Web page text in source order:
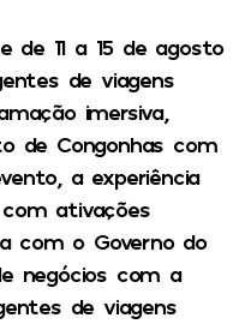
de 11 a 15 de agosto
de viagens
imersiva,
de Congonhas com
a experiência
ativações
com o Governo do
negócios com a
de viagens